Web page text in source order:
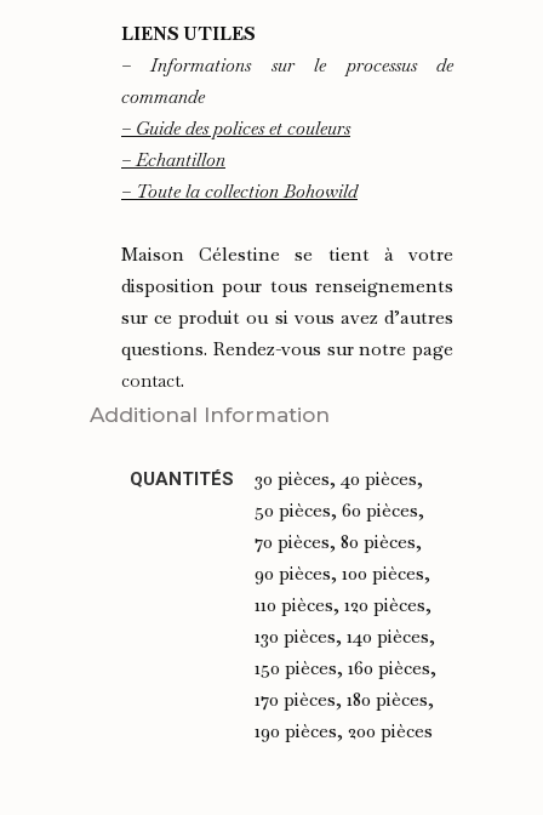
LIENS UTILES
– Informations sur le processus de
commande
– Guide des polices et couleurs
– Echantillon
– Toute la collection Bohowild
Maison Célestine se tient à votre
disposition pour tous renseignements
sur ce produit ou si vous avez d’autres
questions. Rendez-vous sur notre page
contact.
Additional Information
QUANTITÉS
30 pièces, 40 pièces,
50 pièces, 60 pièces,
70 pièces, 80 pièces,
90 pièces, 100 pièces,
110 pièces, 120 pièces,
130 pièces, 140 pièces,
150 pièces, 160 pièces,
170 pièces, 180 pièces,
190 pièces, 200 pièces